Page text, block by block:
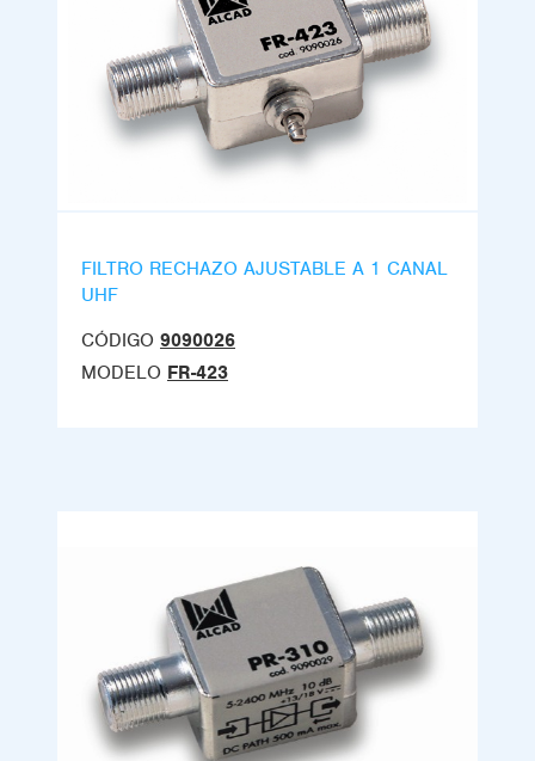
FILTRO RECHAZO AJUSTABLE A 1 CANAL
UHF
CÓDIGO 9090026
MODELO FR-423